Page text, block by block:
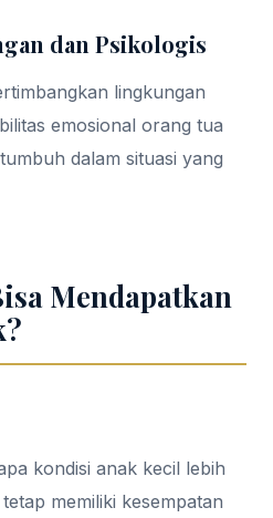
dan Psikologis
lingkungan
emosional orang tua
dalam situasi yang
Mendapatkan
kondisi anak kecil lebih
memiliki kesempatan